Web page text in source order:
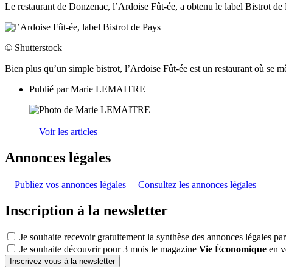
Le restaurant de Donzenac, l’Ardoise Fût-ée, a obtenu le label Bistrot de
© Shutterstock
Bien plus qu’un simple bistrot, l’Ardoise Fût-ée est un restaurant où se
Publié parMarie LEMAITRE
Voir les articles
Annonces légales
Publiez vos annonces légales Consultez les annonces légales
Inscription à la newsletter
Je souhaite recevoir gratuitement la synthèse des annonces légales
Je souhaite découvrir pour 3 mois le magazine Vie Économique en
Inscrivez-vous à la newsletter